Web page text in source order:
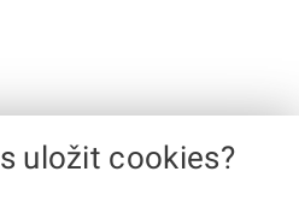
uložit cookies?